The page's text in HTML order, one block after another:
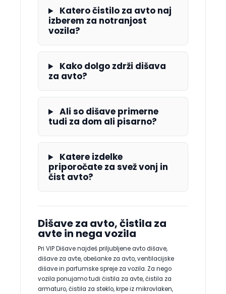
Katero čistilo za avto naj
izberem za notranjost
vozila?
Kako dolgo zdrži dišava
za avto?
Ali so dišave primerne
tudi za dom ali pisarno?
Katere izdelke
priporočate za svež vonj in
čist avto?
Dišave za avto, čistila za
avte in nega vozila
Pri VIP Dišave najdeš priljubljene avto dišave,
dišave za avte, obešanke za avto, ventilacijske
dišave in parfumske spreje za vozila. Za nego
vozila ponujamo tudi čistila za avte, čistila za
armaturo, čistila za steklo, krpe iz mikrovlaken,